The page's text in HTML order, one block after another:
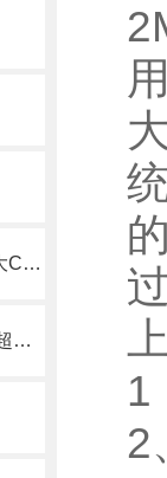
CR-1吸尘器/进口虎威吸尘器/加拿大CR-1吸尘器
无隔板超过滤器/ULPA等级过滤器/超空气过滤器
1
2